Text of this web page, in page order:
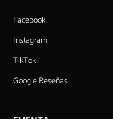
Facebook
Instagram
TikTok
Google Reseñas